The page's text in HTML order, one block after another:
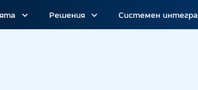
Решения Системен